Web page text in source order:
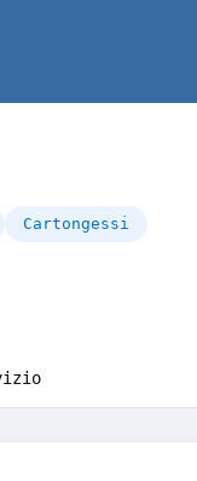
Cartongessi